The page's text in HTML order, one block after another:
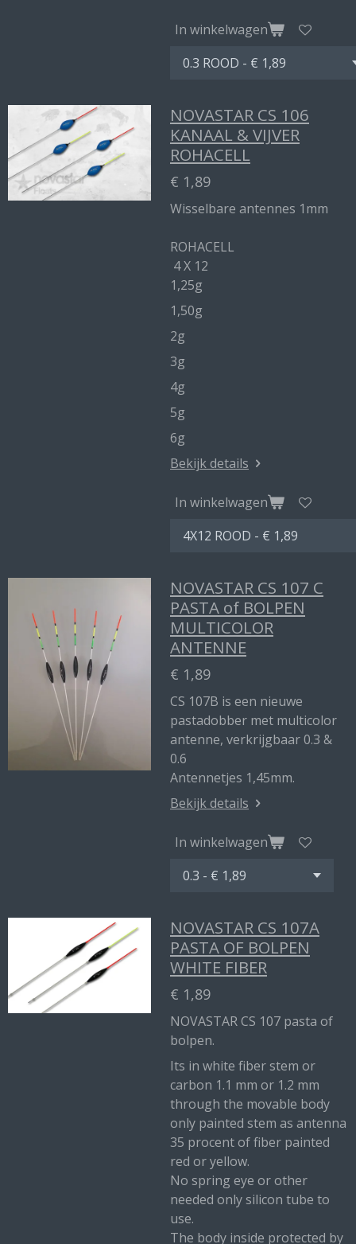
In winkelwagen
NOVASTAR CS 106
KANAAL & VIJVER
ROHACELL
€ 1,89
Wisselbare antennes 1mm
ROHACELL
4 X 12
1,25g
1,50g
2g
3g
4g
5g
6g
Bekijk details
In winkelwagen
NOVASTAR CS 107 C
PASTA of BOLPEN
MULTICOLOR
ANTENNE
€ 1,89
CS 107B is een nieuwe
pastadobber met multicolor
antenne, verkrijgbaar 0.3 &
0.6
Antennetjes 1,45mm.
Bekijk details
In winkelwagen
NOVASTAR CS 107A
PASTA OF BOLPEN
WHITE FIBER
€ 1,89
NOVASTAR CS 107 pasta of
bolpen.
Its in white fiber stem or
carbon 1.1 mm or 1.2 mm
through the movable body
only painted stem as antenna
35 procent of fiber painted
red or yellow.
No spring eye or other
needed only silicon tube to
use.
The body inside protected by